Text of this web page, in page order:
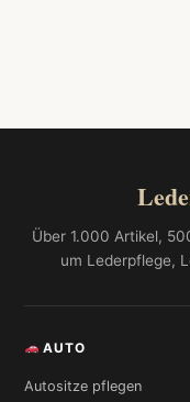
Über 1.000 Artikel,
um Lederpflege,
AUTO
Autositze pflegen